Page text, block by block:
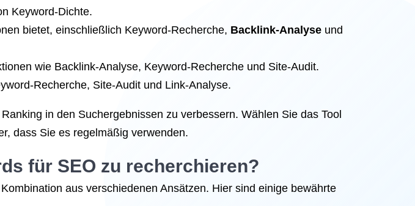
Keyword-Dichte.
bietet, einschließlich Keyword-Recherche, Backlink-Analyse und
wie Backlink-Analyse, Keyword-Recherche und Site-Audit.
Recherche, Site-Audit und Link-Analyse.
in den Suchergebnissen zu verbessern. Wählen Sie das Tool
dass Sie es regelmäßig verwenden.
für SEO zu recherchieren?
aus verschiedenen Ansätzen. Hier sind einige bewährte